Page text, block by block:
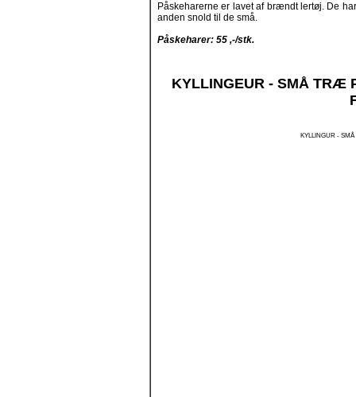
Påskeharerne er lavet af brændt lertøj. De
anden snold til de små.
Påskeharer: 55 ,-/stk.
KYLLINGEUR - SMÅ TRÆ
KYLLINGUR -